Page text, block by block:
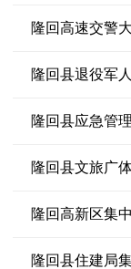
隆回高速交警
隆回县退役军
隆回县应急管
隆回县文旅广
隆回高新区集
隆回县住建局